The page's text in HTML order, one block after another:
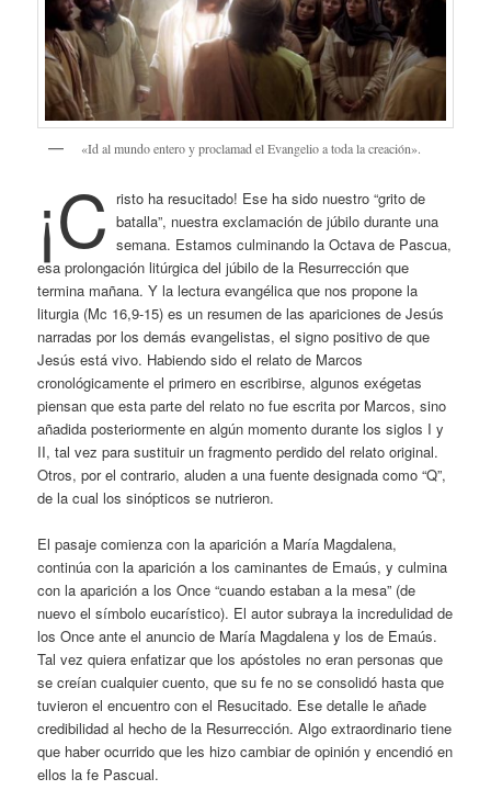
«Id al mundo entero y proclamad el Evangelio a toda la creación».
¡C risto ha resucitado! Ese ha sido nuestro “grito de
batalla”, nuestra exclamación de júbilo durante una
semana. Estamos culminando la Octava de Pascua,
esa prolongación litúrgica del júbilo de la Resurrección que
termina mañana. Y la lectura evangélica que nos propone la
liturgia (Mc 16,9-15) es un resumen de las apariciones de Jesús
narradas por los demás evangelistas, el signo positivo de que
Jesús está vivo. Habiendo sido el relato de Marcos
cronológicamente el primero en escribirse, algunos exégetas
piensan que esta parte del relato no fue escrita por Marcos, sino
añadida posteriormente en algún momento durante los siglos I y
II, tal vez para sustituir un fragmento perdido del relato original.
Otros, por el contrario, aluden a una fuente designada como “Q”,
de la cual los sinópticos se nutrieron.
El pasaje comienza con la aparición a María Magdalena,
continúa con la aparición a los caminantes de Emaús, y culmina
con la aparición a los Once “cuando estaban a la mesa” (de
nuevo el símbolo eucarístico). El autor subraya la incredulidad de
los Once ante el anuncio de María Magdalena y los de Emaús.
Tal vez quiera enfatizar que los apóstoles no eran personas que
se creían cualquier cuento, que su fe no se consolidó hasta que
tuvieron el encuentro con el Resucitado. Ese detalle le añade
credibilidad al hecho de la Resurrección. Algo extraordinario tiene
que haber ocurrido que les hizo cambiar de opinión y encendió en
ellos la fe Pascual.